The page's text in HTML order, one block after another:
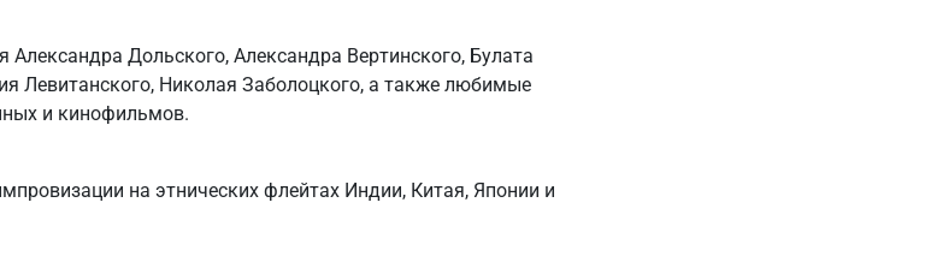
Александра Дольского, Александра Вертинского, Булата
Левитанского, Николая Заболоцкого, а также любимые
и кинофильмов.
на этнических флейтах Индии, Китая, Японии и